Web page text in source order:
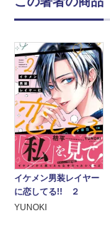
イケメン男装レイヤー
に恋してる!! ２
YUNOKI